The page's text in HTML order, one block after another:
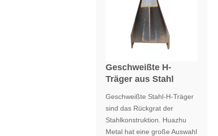
Geschweißte H-
Träger aus Stahl
Geschweißte Stahl-H-Träger
sind das Rückgrat der
Stahlkonstruktion. Huazhu
Metal hat eine große Auswahl